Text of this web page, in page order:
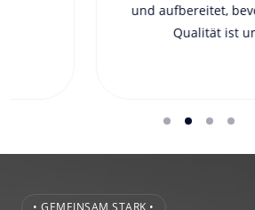
und aufbereitet, bevor sie zum
Qualität ist unser